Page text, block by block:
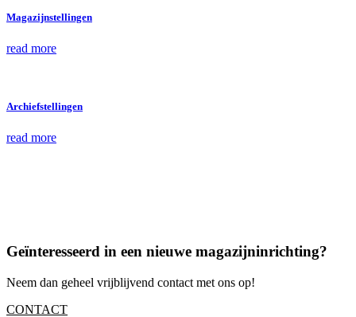
Magazijnstellingen
read more
Archiefstellingen
read more
Geïnteresseerd in een nieuwe magazijninrichting?
Neem dan geheel vrijblijvend contact met ons op!
CONTACT